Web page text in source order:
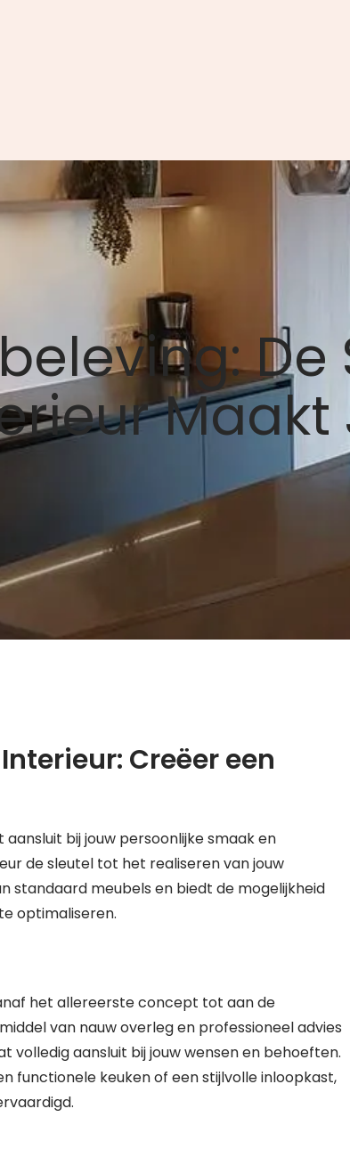
Creëer een
bij jouw persoonlijke smaak en
de sleutel tot het realiseren van jouw
standaard meubels en biedt de mogelijkheid
optimaliseren.
het allereerste concept tot aan de
van nauw overleg en professioneel advies
aansluit bij jouw wensen en behoeften.
functionele keuken of een stijlvolle inloopkast,